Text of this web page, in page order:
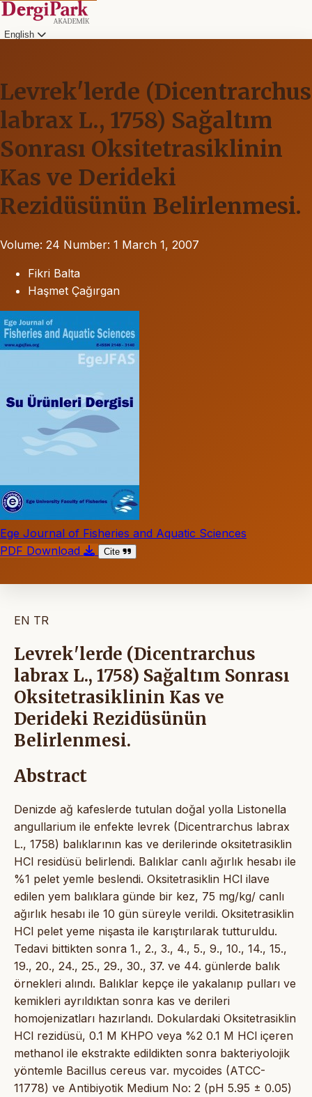
English
Levrek'lerde (Dicentrarchus
labrax L., 1758) Sağaltım
Sonrası Oksitetrasiklinin
Kas ve Derideki
Rezidüsünün Belirlenmesi.
Volume: 24 Number: 1 March 1, 2007
Fikri Balta
Haşmet Çağırgan
Ege Journal of Fisheries and Aquatic Sciences
PDF Download
Cite
EN TR
Levrek'lerde (Dicentrarchus
labrax L., 1758) Sağaltım Sonrası
Oksitetrasiklinin Kas ve
Derideki Rezidüsünün
Belirlenmesi.
Abstract
Denizde ağ kafeslerde tutulan doğal yolla Listonella
angullarium ile enfekte levrek (Dicentrarchus labrax
L., 1758) balıklarının kas ve derilerinde oksitetrasiklin
HCl residüsü belirlendi. Balıklar canlı ağırlık hesabı ile
%1 pelet yemle beslendi. Oksitetrasiklin HCl ilave
edilen yem balıklara günde bir kez, 75 mg/kg/ canlı
ağırlık hesabı ile 10 gün süreyle verildi. Oksitetrasiklin
HCl pelet yeme nişasta ile karıştırılarak tutturuldu.
Tedavi bittikten sonra 1., 2., 3., 4., 5., 9., 10., 14., 15.,
19., 20., 24., 25., 29., 30., 37. ve 44. günlerde balık
örnekleri alındı. Balıklar kepçe ile yakalanıp pulları ve
kemikleri ayrıldıktan sonra kas ve derileri
homojenizatları hazırlandı. Dokulardaki Oksitetrasiklin
HCl rezidüsü, 0.1 M KHPO veya %2 0.1 M HCl içeren
methanol ile ekstrakte edildikten sonra bakteriyolojik
yöntemle Bacillus cereus var. mycoides (ATCC-
11778) ve Antibiyotik Medium No: 2 (pH 5.95 ± 0.05)